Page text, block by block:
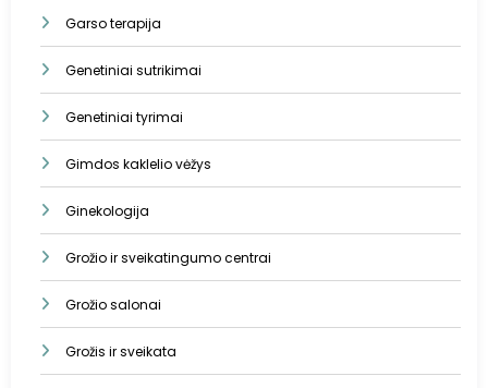
Garso terapija
Genetiniai sutrikimai
Genetiniai tyrimai
Gimdos kaklelio vėžys
Ginekologija
Grožio ir sveikatingumo centrai
Grožio salonai
Grožis ir sveikata